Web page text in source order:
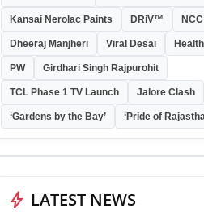
Kansai Nerolac Paints DRiV™ NCC
Dheeraj Manjheri Viral Desai
PW Girdhari Singh Rajpurohit
TCL Phase 1 TV Launch Jalore Clash
‘Gardens by the Bay’ ‘Pride of
bolt LATEST NEWS